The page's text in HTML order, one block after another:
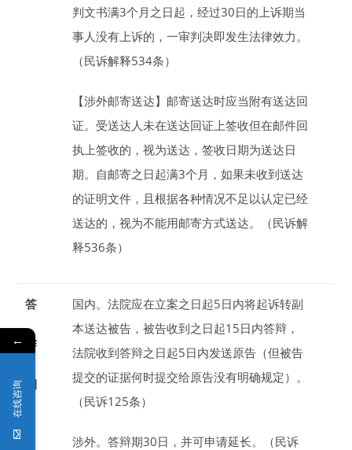
判文书满3个月 之日起，经过30日的上诉期当
事人没有上诉的，一审判决即发生法律效力。
（民诉解释534条）
【涉外邮寄送达】 邮寄送达时应当附有送达回
证。受送达人未在送达回证上签收但在邮件回
执上签收的，视为送达，签收日期为送达日
期。自邮寄之日起满3个月 ，如果未收到送达
的证明文件，且根据各种情况不足以认定已经
送达的，视为不能用邮寄方式送达。（民诉解
释536条）
答
辩
期
国内。法院应在立案之日起5日内将起诉转副
本送达被告，被告收到之日起15日内答辩，
法院收到答辩之日起5日内发送原告（但被告
提交的证据何时提交给原告没有明确规定）。
（民诉125条）
涉外。答辩期30日 ，并可申请延长。（民诉
←
在线咨询